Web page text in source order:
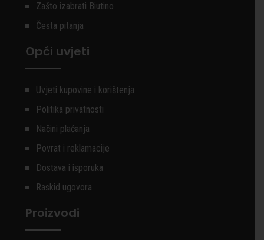
Zašto izabrati Biutino
Česta pitanja
Opći uvjeti
Uvjeti kupovine i korištenja
Politika privatnosti
Načini plaćanja
Povrat i reklamacije
Dostava i isporuka
Raskid ugovora
Proizvodi